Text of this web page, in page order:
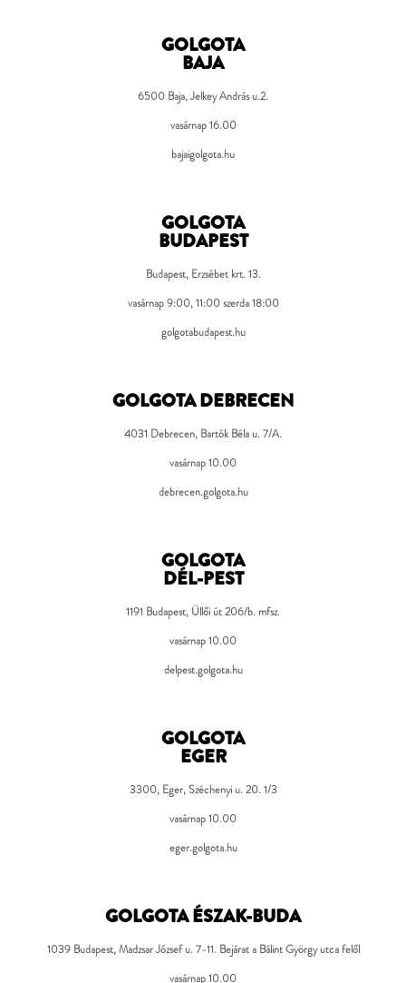
GOLGOTA
BAJA
6500 Baja, Jelkey András u.2.
vasárnap 16.00
bajaigolgota.hu
GOLGOTA
BUDAPEST
Budapest, Erzsébet krt. 13.
vasárnap 9:00, 11:00 szerda 18:00
golgotabudapest.hu
GOLGOTA DEBRECEN
4031 Debrecen, Bartók Béla u. 7/A.
vasárnap 10.00
debrecen.golgota.hu
GOLGOTA
DÉL-PEST
1191 Budapest, Üllői út 206/b. mfsz.
vasárnap 10.00
delpest.golgota.hu
GOLGOTA
EGER
3300, Eger, Széchenyi u. 20. 1/3
vasárnap 10.00
eger.golgota.hu
GOLGOTA ÉSZAK-BUDA
1039 Budapest, Madzsar József u. 7-11. Bejárat a Bálint György utca felől
vasárnap 10.00